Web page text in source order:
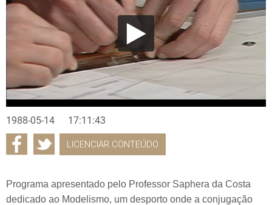
1988-05-14 17:11:43
LICENCIAR CONTEÚDO
Programa apresentado pelo Professor Saphera da Costa
dedicado ao Modelismo, um desporto onde a conjugação